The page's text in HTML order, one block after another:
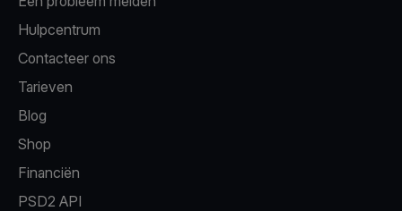
Hulpcentrum
Contacteer ons
Tarieven
Blog
Shop
Financiën
PSD2 API